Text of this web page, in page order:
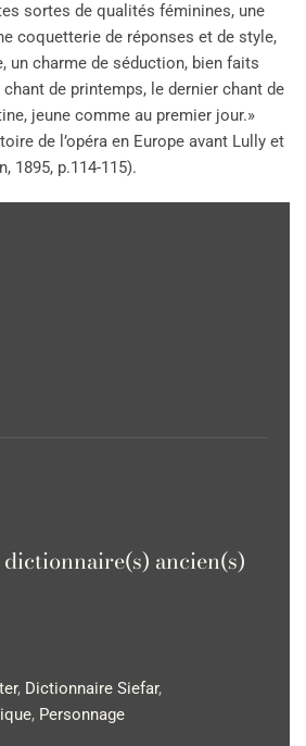
sortes de qualités féminines, une
coquetterie de réponses et de style,
un charme de séduction, bien faits
de printemps, le dernier chant de
jeune comme au premier jour.»
de l’opéra en Europe avant Lully et
1895, p.114-115).
ancien(s)
, Dictionnaire Siefar,
, Personnage